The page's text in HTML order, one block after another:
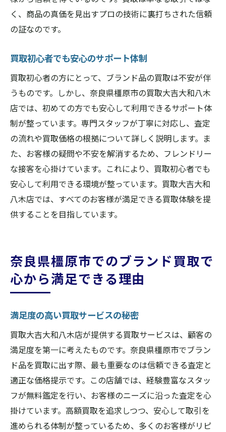
く、商品の真価を見出すプロの技術に裏打ちされた信頼
の証なのです。
買取初心者でも安心のサポート体制
買取初心者の方にとって、ブランド品の買取は不安が伴
うものです。しかし、奈良県橿原市の買取大吉大和八木
店では、初めての方でも安心して利用できるサポート体
制が整っています。専門スタッフが丁寧に対応し、査定
の流れや買取価格の根拠について詳しく説明します。ま
た、お客様の疑問や不安を解消するため、フレンドリー
な接客を心掛けています。これにより、買取初心者でも
安心して利用できる環境が整っています。買取大吉大和
八木店では、すべてのお客様が満足できる買取体験を提
供することを目指しています。
奈良県橿原市でのブランド買取で
心から満足できる理由
満足度の高い買取サービスの秘密
買取大吉大和八木店が提供する買取サービスは、顧客の
満足度を第一に考えたものです。奈良県橿原市でブラン
ド品を買取に出す際、最も重要なのは信頼できる査定と
適正な価格提示です。この店舗では、経験豊富なスタッ
フが無料鑑定を行い、お客様のニーズに沿った査定を心
掛けています。高額買取を追求しつつ、安心して取引を
進められる体制が整っているため、多くのお客様がリピ